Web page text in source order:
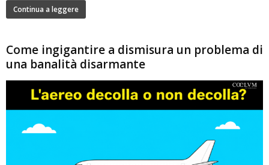
Continua a leggere
Come ingigantire a dismisura un problema di
una banalità disarmante